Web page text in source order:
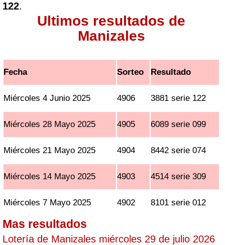
122.
Ultimos resultados de
Manizales
Fecha Sorteo Resultado
Miércoles 4 Junio 2025 4906 3881 serie 122
Miércoles 28 Mayo 2025 4905 6089 serie 099
Miércoles 21 Mayo 2025 4904 8442 serie 074
Miércoles 14 Mayo 2025 4903 4514 serie 309
Miércoles 7 Mayo 2025 4902 8101 serie 012
Mas resultados
Lotería de Manizales miércoles 29 de julio 2026